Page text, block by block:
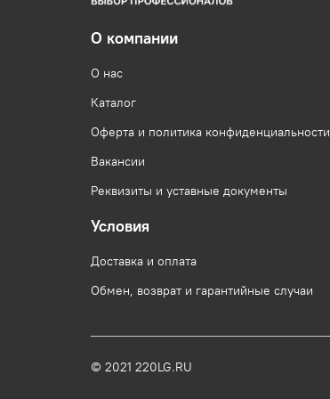
О компании
О нас
Каталог
Оферта и политика конфиденциальности
Вакансии
Реквизиты и уставные документы
Условия
Доставка и оплата
Обмен, возврат и гарантийные случаи
© 2021 220LG.RU